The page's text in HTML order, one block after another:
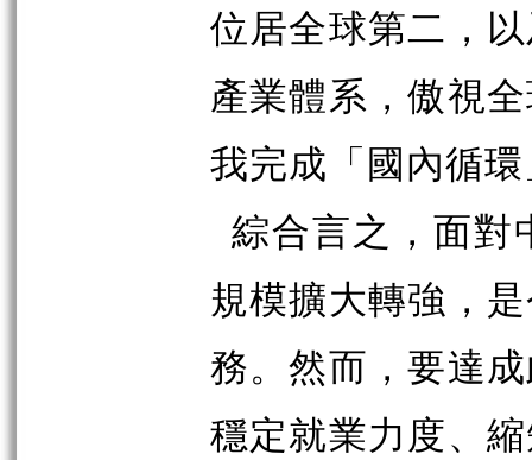
位居全球第二，
產業體系，傲視
我完成「國內循
綜合言之，面對
規模擴大轉強，
務。然而，要達
穩定就業力度、